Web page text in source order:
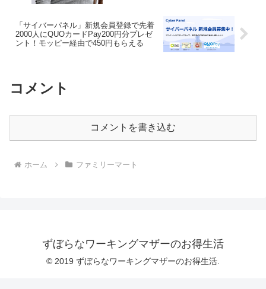
「サイバーパネル」新規会員登録で先着
2000人にQUOカードPay200円分プレゼ
ント！モッピー経由で450円もらえる
コメント
コメントを書き込む
ホーム ファミリーマート
ずぼらなワーキングマザーのお得生活
© 2019 ずぼらなワーキングマザーのお得生活.